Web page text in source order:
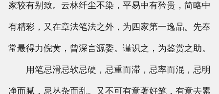
家较有别致。云林纤尘不染，平易中有矜贵，简略中
有精彩，又在章法笔法之外，为四家第一逸品。先奉
常最得力倪黄，曾深言源委。谨识之，为鉴赏之助。
用笔忌滑忌软忌硬，忌重而滞，忌率而混，忌明
净而腻，忌丛杂而乱。又不可有意著好笔，有意去累